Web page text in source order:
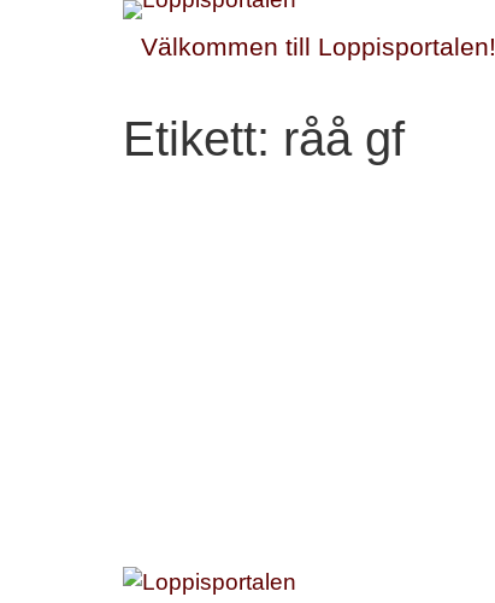
Välkommen till Loppisportalen!
Etikett: råå gf